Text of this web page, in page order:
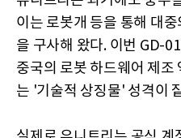
이는 로봇개 등을 통해 대
을 구사해 왔다. 이번 GD-
중국의 로봇 하드웨어 제조
는 '기술적 상징물' 성격이